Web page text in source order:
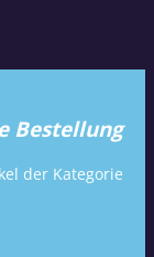
Bestellung
der Kategorie